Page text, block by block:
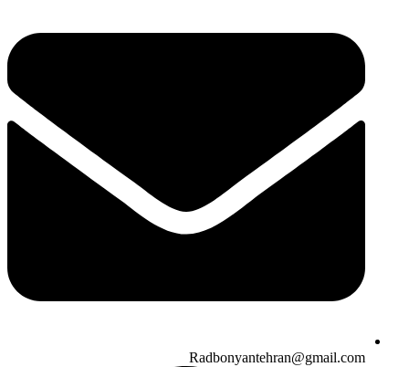
Radbonyantehran@gmail.com